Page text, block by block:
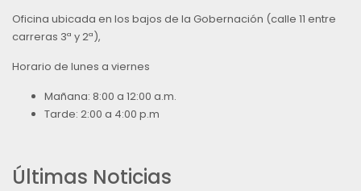
Oficina ubicada en los bajos de la Gobernación (calle 11 entre
carreras 3ª y 2ª),
Horario de lunes a viernes
Mañana: 8:00 a 12:00 a.m.
Tarde: 2:00 a 4:00 p.m
Últimas Noticias